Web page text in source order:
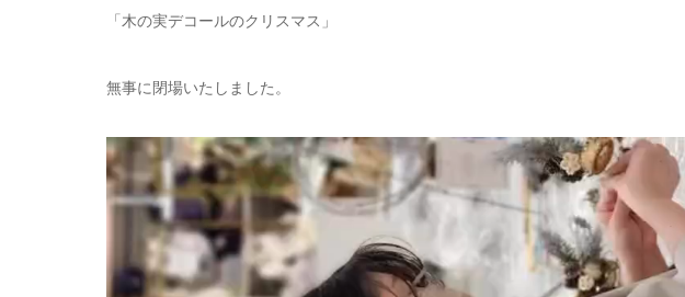
「木の実デコールのクリスマス」
無事に閉場いたしました。